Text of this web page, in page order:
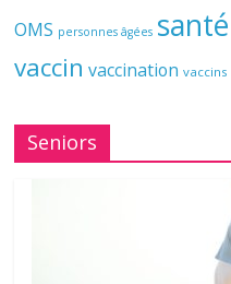
OMS personnes âgées santé
vaccin vaccination vaccins
Seniors